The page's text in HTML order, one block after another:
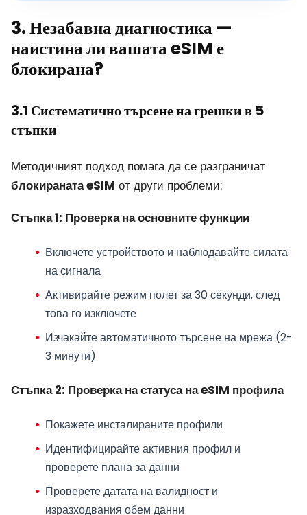
3. Незабавна диагностика —
наистина ли вашата eSIM е
блокирана?
3.1 Систематично търсене на грешки в 5
стъпки
Методичният подход помага да се разграничат
блокираната eSIM от други проблеми:
Стъпка 1: Проверка на основните функции
Включете устройството и наблюдавайте силата
на сигнала
Активирайте режим полет за 30 секунди, след
това го изключете
Изчакайте автоматичното търсене на мрежа (2-
3 минути)
Стъпка 2: Проверка на статуса на eSIM профила
Покажете инсталираните профили
Идентифицирайте активния профил и
проверете плана за данни
Проверете датата на валидност и
изразходвания обем данни